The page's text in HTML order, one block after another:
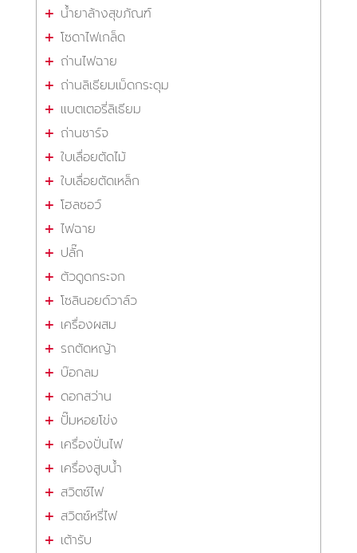
น้ำยาล้างสุขภัณฑ์
โซดาไฟเกล็ด
ถ่านไฟฉาย
ถ่านลิเธียมเม็ดกระดุม
แบตเตอรี่ลิเธียม
ถ่านชาร์จ
ใบเลื่อยตัดไม้
ใบเลื่อยตัดเหล็ก
โฮลซอว์
ไฟฉาย
ปลั๊ก
ตัวดูดกระจก
โซลินอยด์วาล์ว
เครื่องผสม
รถตัดหญ้า
บ๊อกลม
ดอกสว่าน
ปั๊มหอยโข่ง
เครื่องปั่นไฟ
เครื่องสูบน้ำ
สวิตซ์ไฟ
สวิตซ์หรี่ไฟ
เต้ารับ